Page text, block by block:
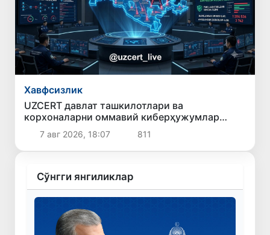
Хавфсизлик
UZCERT давлат ташкилотлари ва
корхоналарни оммавий киберҳужумлар
ҳақида огоҳлантирди
7 авг 2026, 18:07 811
Сўнгги янгиликлар